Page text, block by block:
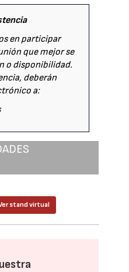
en participar
que mejor se
o disponibilidad.
deberán
a:
stand virtual